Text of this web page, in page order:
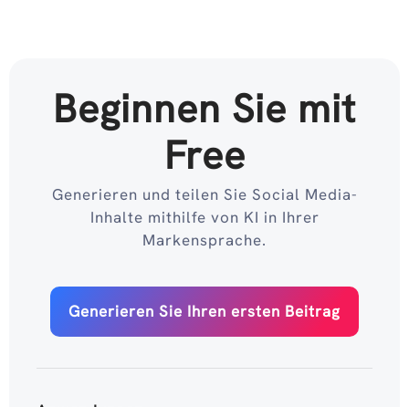
Beginnen Sie mit
Free
Generieren und teilen Sie Social Media-
Inhalte mithilfe von KI in Ihrer
Markensprache.
Generieren Sie Ihren ersten Beitrag